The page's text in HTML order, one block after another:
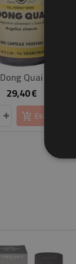
Dong Quai
29,40 €Prezzo
Esaurito